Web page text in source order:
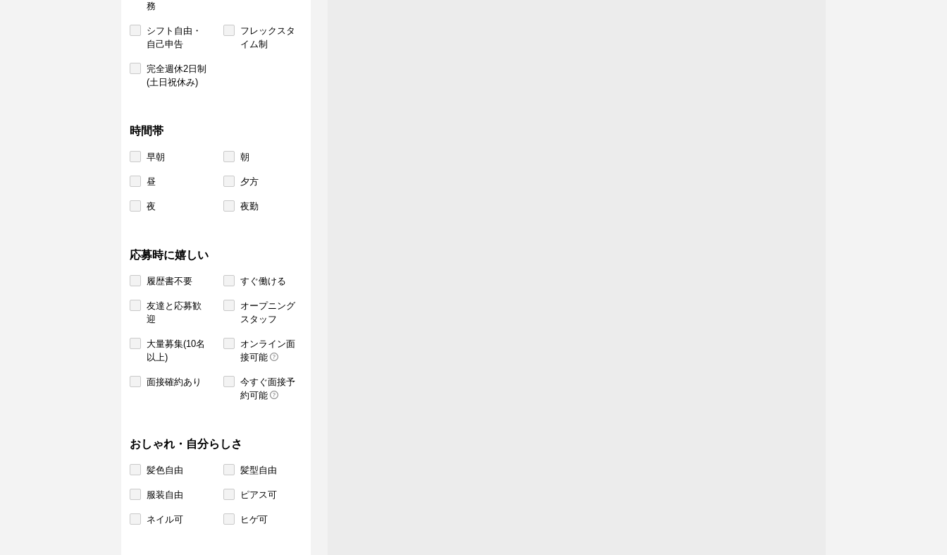
務
シフト自由・
自己申告
フレックスタ
イム制
完全週休2日制
(土日祝休み)
時間帯
早朝 朝
昼 夕方
夜 夜勤
応募時に嬉しい
履歴書不要 すぐ働ける
友達と応募歓
迎
オープニング
スタッフ
大量募集(10名
以上)
オンライン面
接可能
面接確約あり
今すぐ面接予
約可能
おしゃれ・自分らしさ
髪色自由 髪型自由
服装自由 ピアス可
ネイル可 ヒゲ可